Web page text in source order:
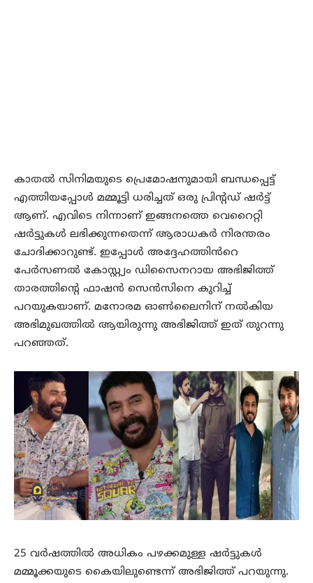
കാതൽ സിനിമയുടെ പ്രെമോഷനുമായി ബന്ധപ്പെട്ട്
എത്തിയപ്പോൾ മമ്മൂട്ടി ധരിച്ചത് ഒരു പ്രിന്റഡ് ഷർട്ട്
ആണ്. എവിടെ നിന്നാണ് ഇങ്ങനത്തെ വെറൈറ്റി
ഷർട്ടുകൾ ലഭിക്കുന്നതെന്ന് ആരാധകർ നിരന്തരം
ചോദിക്കാറുണ്ട്. ഇപ്പോൾ അദ്ദേഹത്തിൻറെ
പേർസണൽ കോസ്റ്റ്യം ഡിസൈനറായ അഭിജിത്ത്
താരത്തിന്റെ ഫാഷൻ സെൻസിനെ കുറിച്ച്
പറയുകയാണ്. മനോരമ ഓൺലൈനിന് നൽകിയ
അഭിമുഖത്തിൽ ആയിരുന്നു അഭിജിത്ത് ഇത് തുറന്നു
പറഞ്ഞത്.
25 വർഷത്തിൽ അധികം പഴക്കമുള്ള ഷർട്ടുകൾ
മമ്മൂക്കയുടെ കൈയിലുണ്ടെന്ന് അഭിജിത്ത് പറയുന്നു.